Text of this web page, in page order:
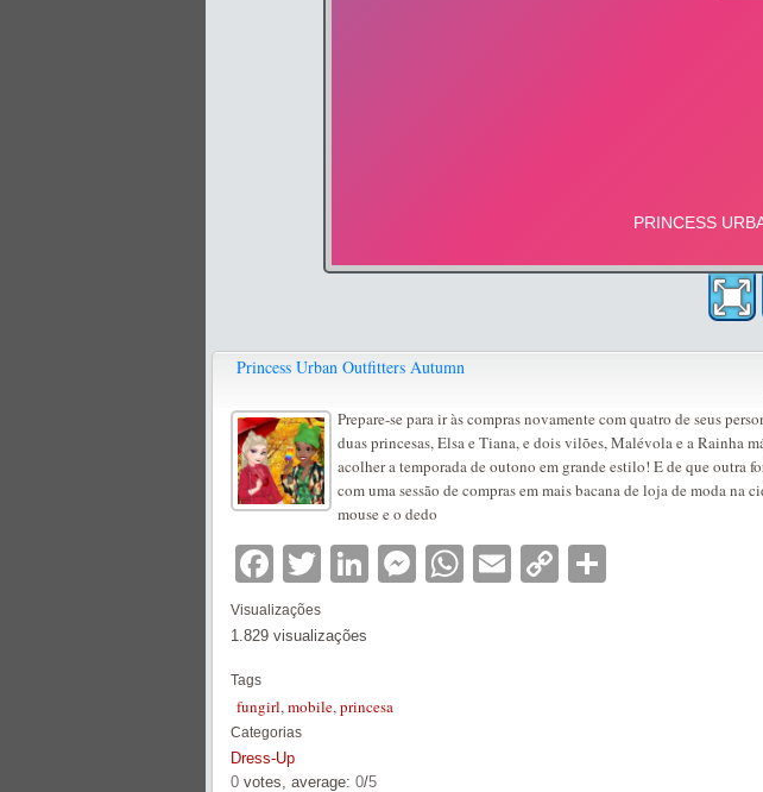
Princess Urban Outfitters Autumn
Prepare-se para ir às compras novamente com quatro de seus
duas princesas, Elsa e Tiana, e dois vilões, Malévola e a Rainha
acolher a temporada de outono em grande estilo! E de que outra
com uma sessão de compras em mais bacana de loja de moda na
mouse e o dedo
Facebook
TwitterLinkedIn
Messenger
WhatsApp
EmailCopy
Visualizações
1.829 visualizações
Tags
fungirl,mobile,princesa
Categorias
Dress-Up
0 votes, average: 0/5